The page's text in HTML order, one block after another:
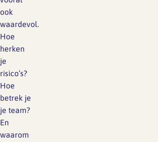
ook
waardevol.
Hoe
herken
je
risico’s?
Hoe
betrek je
je team?
En
waarom